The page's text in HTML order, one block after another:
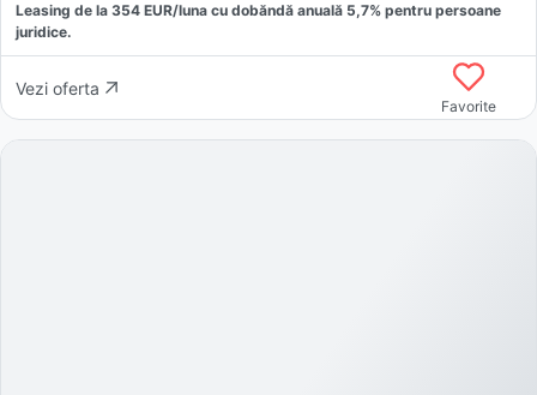
Leasing de la 354 EUR/luna cu dobăndă anuală 5,7% pentru persoane
juridice.
Vezi oferta
Favorite